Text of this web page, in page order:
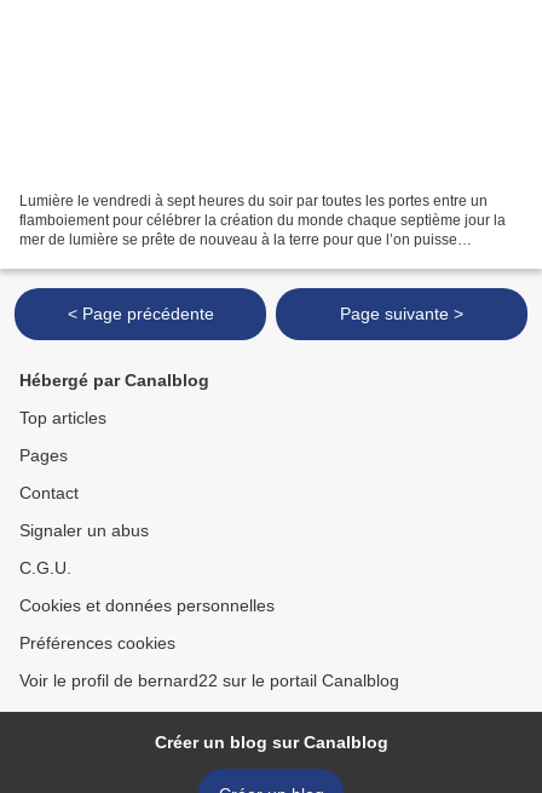
Lumière le vendredi à sept heures du soir par toutes les portes entre un
flamboiement pour célébrer la création du monde chaque septième jour la
mer de lumière se prête de nouveau à la terre pour que l’on puisse
< Page précédente Page suivante >
Hébergé par Canalblog
Top articles
Pages
Contact
Signaler un abus
C.G.U.
Cookies et données personnelles
Préférences cookies
Voir le profil de bernard22 sur le portail Canalblog
Créer un blog sur Canalblog